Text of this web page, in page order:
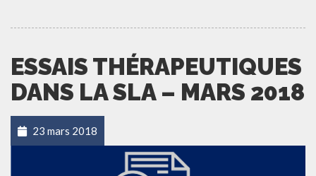
ESSAIS THÉRAPEUTIQUES
DANS LA SLA – MARS 2018
23 mars 2018